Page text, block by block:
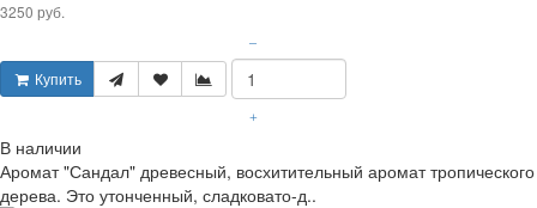
3250 руб.
Купить
–
+
В наличии
Аромат "Сандал" древесный, восхитительный аромат тропического
дерева. Это утонченный, сладковато-д..